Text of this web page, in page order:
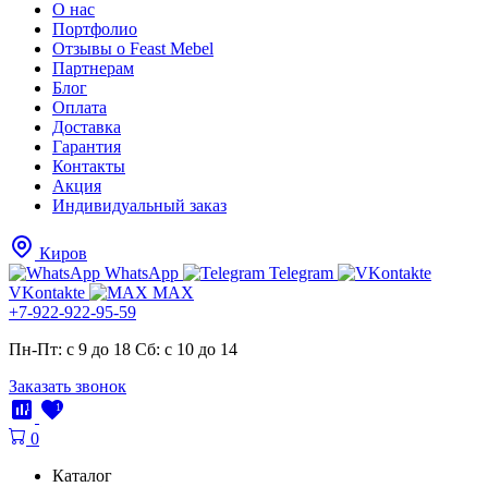
О нас
Портфолио
Отзывы о Feast Mebel
Партнерам
Блог
Оплата
Доставка
Гарантия
Контакты
Акция
Индивидуальный заказ
Киров
WhatsApp
Telegram
VKontakte
MAX
+7-922-922-95-59
Пн-Пт: с 9 до 18 Cб: с 10 до 14
Заказать звонок
1 1
0
Каталог